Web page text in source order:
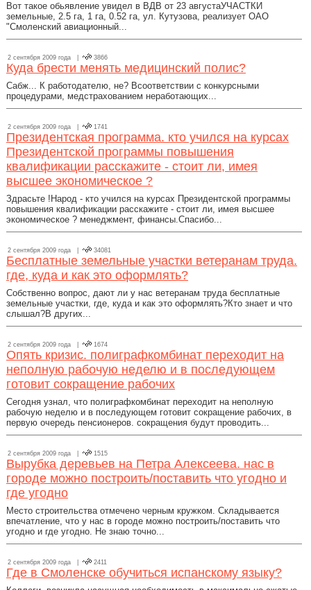
Вот такое обьявление увидел в ВДВ от 23 августаУЧАСТКИ
земельные, 2.5 га, 1 га, 0.52 га, ул. Кутузова, реализует ОАО
"Смоленский авиационный...
2 сентября 2009 года | 3866
Куда брести менять медицинский полис?
Сабж... К работодателю, не? Всоответствии с конкурсными
процедурами, медстрахованием неработающих...
2 сентября 2009 года | 1741
Президентская программа. кто учился на курсах
Президентской программы повышения
квалификации расскажите - стоит ли, имея
высшее экономическое ?
Здрасьте !Народ - кто учился на курсах Президентской программы
повышения квалификации расскажите - стоит ли, имея высшее
экономическое ? менеджмент, финансы.Спасибо...
2 сентября 2009 года | 34081
Бесплатные земельные участки ветеранам труда.
где, куда и как это оформлять?
Собственно вопрос, дают ли у нас ветеранам труда бесплатные
земельные участки, где, куда и как это оформлять?Кто знает и что
слышал?В других...
2 сентября 2009 года | 1674
Опять кризис. полиграфкомбинат переходит на
неполную рабочую неделю и в последующем
готовит сокращение рабочих
Сегодня узнал, что полиграфкомбинат переходит на неполную
рабочую неделю и в последующем готовит сокращение рабочих, в
первую очередь пенсионеров. сокращения будут проводить...
2 сентября 2009 года | 1515
Вырубка деревьев на Петра Алексеева. нас в
городе можно построить/поставить что угодно и
где угодно
Место строительства отмечено черным кружком. Складывается
впечатление, что у нас в городе можно построить/поставить что
угодно и где угодно. Не знаю точно...
2 сентября 2009 года | 2411
Где в Смоленске обучиться испанскому языку?